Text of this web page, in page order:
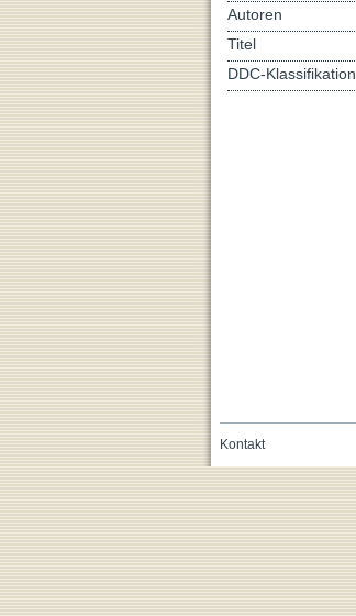
Autoren
Titel
DDC-Klassifikation
Kontakt